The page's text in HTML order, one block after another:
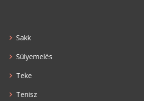
Sakk
Súlyemelés
Teke
Tenisz